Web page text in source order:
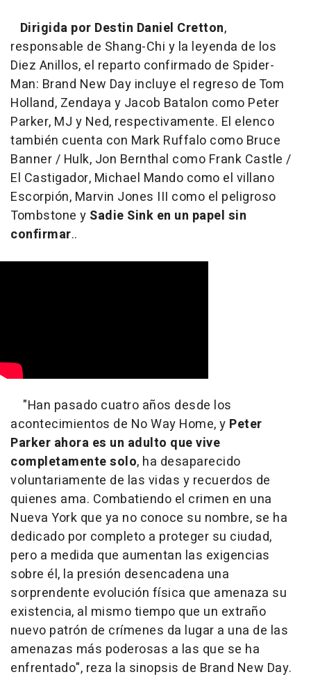
Dirigida por Destin Daniel Cretton,
responsable de Shang-Chi y la leyenda de los
Diez Anillos, el reparto confirmado de Spider-
Man: Brand New Day incluye el regreso de Tom
Holland, Zendaya y Jacob Batalon como Peter
Parker, MJ y Ned, respectivamente. El elenco
también cuenta con Mark Ruffalo como Bruce
Banner / Hulk, Jon Bernthal como Frank Castle /
El Castigador, Michael Mando como el villano
Escorpión, Marvin Jones III como el peligroso
Tombstone y Sadie Sink en un papel sin
confirmar..
"Han pasado cuatro años desde los
acontecimientos de No Way Home, y Peter
Parker ahora es un adulto que vive
completamente solo, ha desaparecido
voluntariamente de las vidas y recuerdos de
quienes ama. Combatiendo el crimen en una
Nueva York que ya no conoce su nombre, se ha
dedicado por completo a proteger su ciudad,
pero a medida que aumentan las exigencias
sobre él, la presión desencadena una
sorprendente evolución física que amenaza su
existencia, al mismo tiempo que un extraño
nuevo patrón de crímenes da lugar a una de las
amenazas más poderosas a las que se ha
enfrentado", reza la sinopsis de Brand New Day.